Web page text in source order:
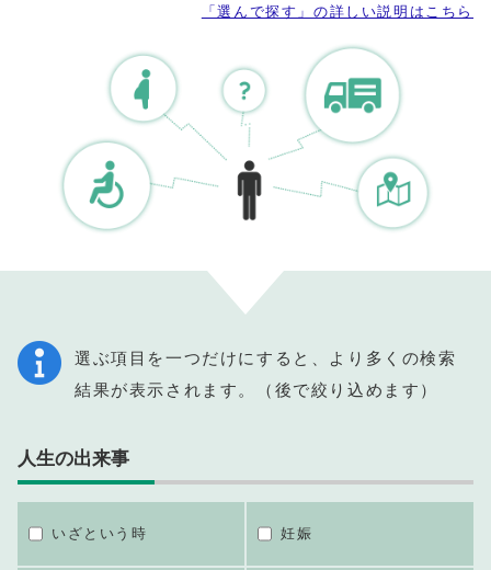
「選んで探す」の詳しい説明はこちら
選ぶ項目を一つだけにすると、より多くの検索
結果が表示されます。（後で絞り込めます）
人生の出来事
いざという時 妊娠